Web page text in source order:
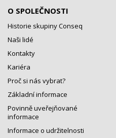
O SPOLEČNOSTI
Historie skupiny Conseq
Naši lidé
Kontakty
Kariéra
Proč si nás vybrat?
Základní informace
Povinně uveřejňované
informace
Informace o udržitelnosti